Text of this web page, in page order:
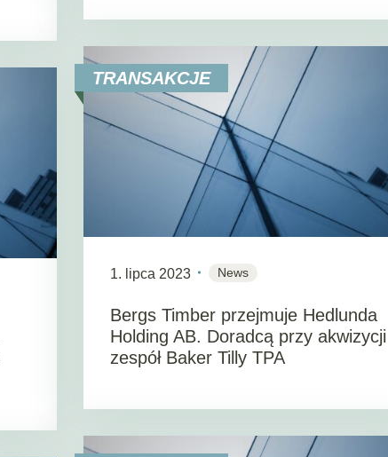
TRANSAKCJE
1. lipca 2023 News
Bergs Timber przejmuje Hedlunda
Holding AB. Doradcą przy akwizycji
zespół Baker Tilly TPA